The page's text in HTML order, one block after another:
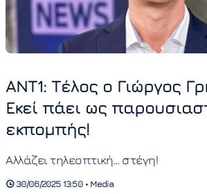
ANT1: Τέλος ο Γιώργος
Εκεί πάει ως
εκπομπής!
Αλλάζει τηλεοπτική… στέγη!
30/06/2025 13:50 • Media